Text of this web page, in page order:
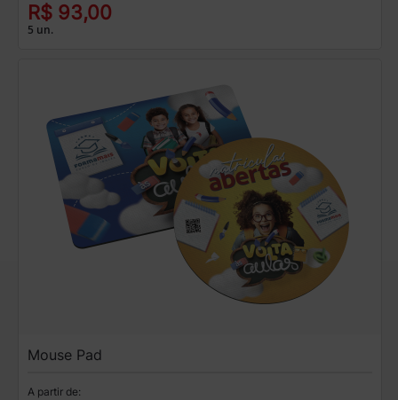
R$ 93,00
5 un.
Mouse Pad
A partir de: